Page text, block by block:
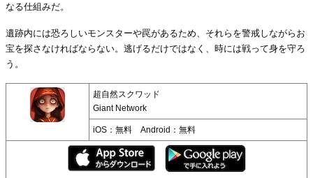
なる仕組みだ。
遺跡内には恐ろしいモンスターや罠があるため、それらを警戒しながらお
宝を探さなければならない。逃げるだけではなく、時には戦って身を守ろ
う。
超自然スクワッド
Giant Network
iOS：無料 Android：無料